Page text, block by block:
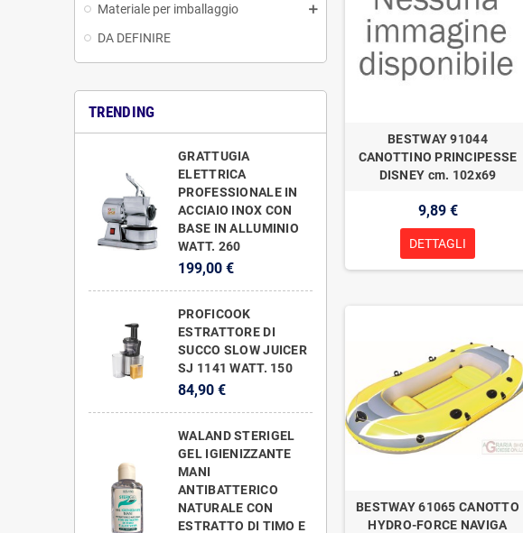
Materiale per imballaggio
DA DEFINIRE
TRENDING
GRATTUGIA
ELETTRICA
PROFESSIONALE IN
ACCIAIO INOX CON
BASE IN ALLUMINIO
WATT. 260
199,00 €
PROFICOOK
ESTRATTORE DI
SUCCO SLOW JUICER
SJ 1141 WATT. 150
84,90 €
WALAND STERIGEL
GEL IGIENIZZANTE
MANI
ANTIBATTERICO
NATURALE CON
ESTRATTO DI TIMO E
BESTWAY 91044
CANOTTINO PRINCIPESSE
DISNEY cm. 102x69
9,89 €
DETTAGLI
BESTWAY 61065 CANOTTO
HYDRO-FORCE NAVIGA